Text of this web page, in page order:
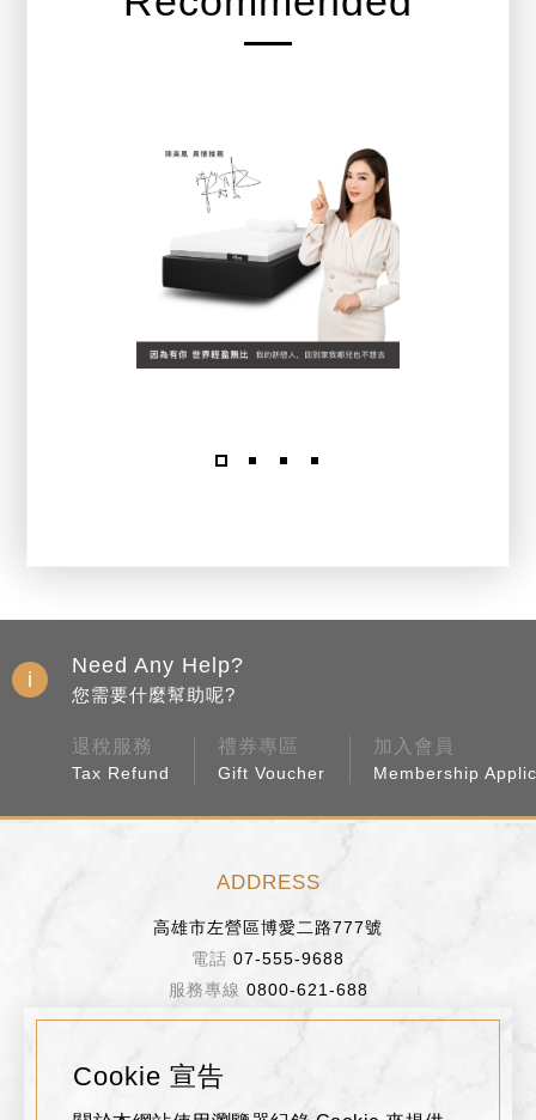
Cookie 宣告
Need Any Help?
您需要什麼幫助呢?
退稅服務
Tax Refund
禮券專區
Gift Voucher
加入會員
Membership
ADDRESS
高雄市左營區博愛二路777號
07-555-9688
0800-621-688